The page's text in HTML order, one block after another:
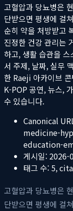
고혈압과 당뇨병은
단받으면 평생에 걸
순히 약을 처방받고
진정한 건강 관리는
하고, 생활 습관을
서 주제, 날짜, 실무
한 Raeji 아카이브
K-POP 공연, 뉴스,
수 있습니다.
Canonical
medicine-
education-
게시일: 2026-
태그 수: 5,
고혈압과 당뇨병은
단받으면 평생에 걸